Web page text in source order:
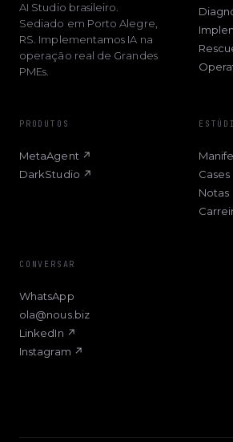
AI Studio brasileiro.
Sediado em Porto Alegre,
RS. Implementamos IA na
operação real de Grandes
PMEs.
PRODUTOS
MetaAgent ↗
DarkStudio ↗
Cases
Notas
CONVERSAR
WhatsApp
ola@nous.biz
LinkedIn ↗
Instagram ↗